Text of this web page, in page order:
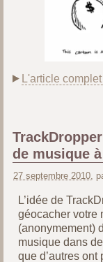
L'article
de musique
27 septembre 2010,
L’idée de
géocacher votre
(anonymement)
musique dans
que d’autres ont